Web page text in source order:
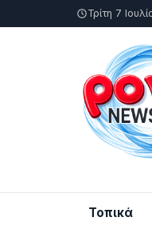
Τρίτη 7
Τοπικά